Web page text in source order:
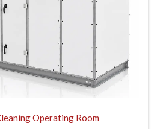
Operating Room